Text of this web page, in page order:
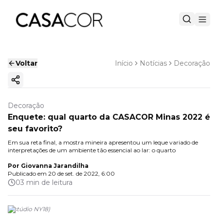
Voltar Início Notícias Decoração
Copiar link
Decoração
Enquete: qual quarto da CASACOR Minas 2022 é
seu favorito?
Em sua reta final, a mostra mineira apresentou um leque variado de
interpretações de um ambiente tão essencial ao lar: o quarto
Por Giovanna Jarandilha
Publicado em 20 de set. de 2022, 6:00
03 min de leitura
(Estúdio NY18)